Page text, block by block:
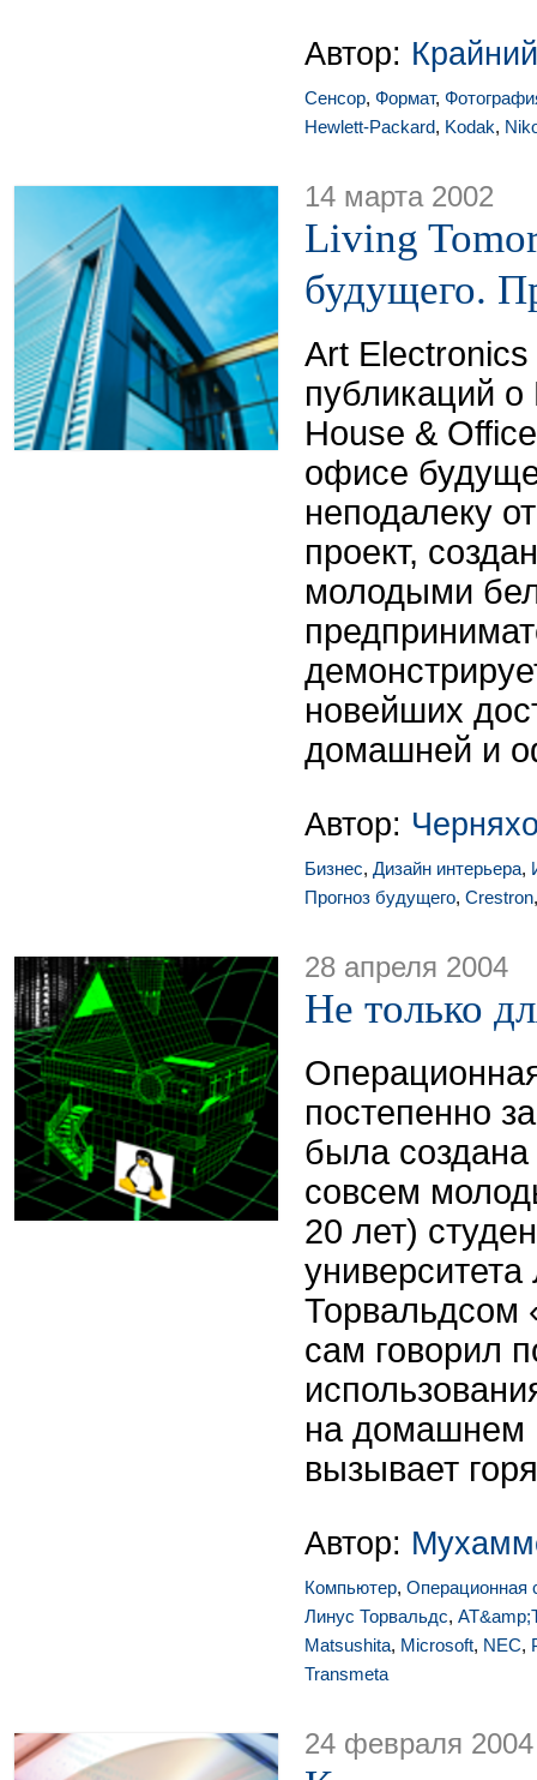
Автор:
Сенсор, Формат,
Hewlett-Packard, Kodak,
14 марта 2002
Living
будущего.
Art
публикаций о
House &
офисе
неподалеку
проект,
молодыми
новейших
домашней и
Автор:
Бизнес, Дизайн интерьера,
Прогноз будущего, Crestron
28 апреля 2004
Не только
постепенно
была
совсем
20 лет)
Торвальдсом
сам говорил
на домашнем
вызывает
Автор:
Компьютер, Операционная
Линус Торвальдс,
Matsushita, Microsoft, NEC,
Transmeta
24 февраля 2004